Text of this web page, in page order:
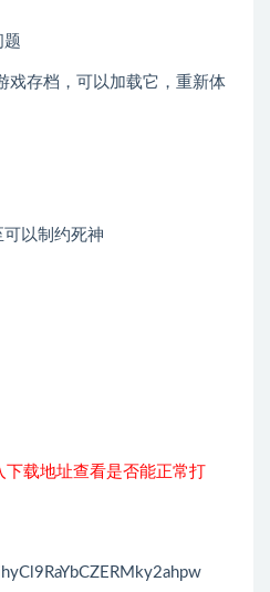
题
戏存档，可以加载它，重新体
以制约死神
下载地址查看是否能正常打